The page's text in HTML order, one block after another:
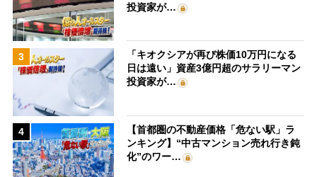
投資家が…
3
「キオクシアが再び株価10万円になる
日は遠い」資産3億円超のサラリーマン
投資家が…
4
【首都圏の不動産価格「危ない駅」ラ
ンキング】“中古マンション売れ行き鈍
化”のワー…